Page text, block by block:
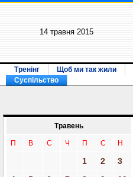
14 травня 2015
Тренінг Щоб ми так жили
Суспільство
Травень
П В С Ч П С Н
1 2
3